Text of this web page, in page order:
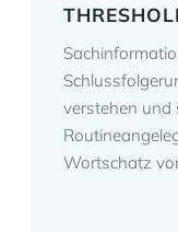
verstehen und
Wortschatz